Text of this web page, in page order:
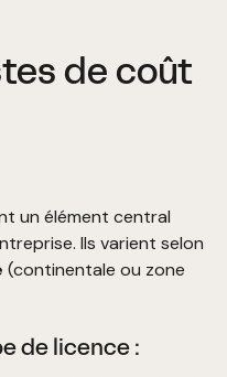
de coût
un élément central
Ils varient selon
(continentale ou zone
de licence :